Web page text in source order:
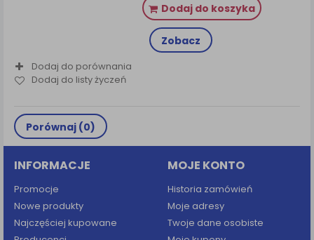
Dodaj do koszyka
Zobacz
Dodaj do porównania
Dodaj do listy życzeń
Porównaj (0)
INFORMACJE
Promocje
Nowe produkty
Najczęściej kupowane
MOJE KONTO
Historia zamówień
Moje adresy
Twoje dane osobiste